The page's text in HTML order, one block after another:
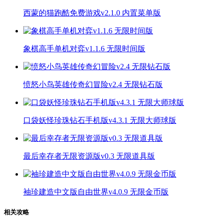
西蒙的猫跑酷免费游戏v2.1.0 内置菜单版
象棋高手单机对弈v1.1.6 无限时间版
愤怒小鸟英雄传奇幻冒险v2.4 无限钻石版
口袋妖怪珍珠钻石手机版v4.3.1 无限大师球版
最后幸存者无限资源版v0.3 无限道具版
袖珍建造中文版自由世界v4.0.9 无限金币版
相关攻略